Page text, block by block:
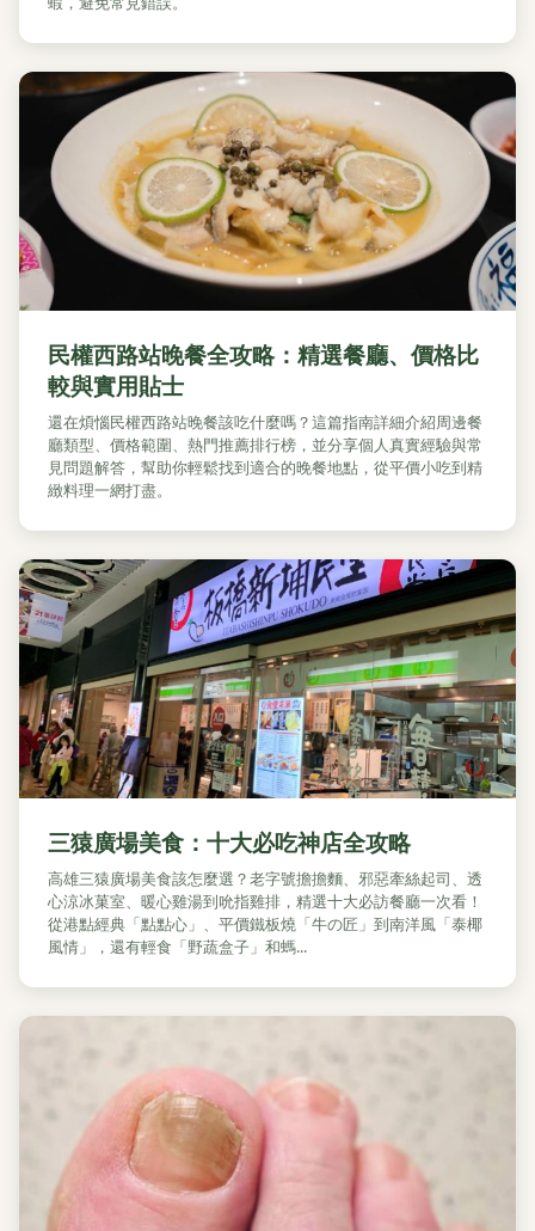
民權西路站晚餐全攻略：精選餐廳、價格比
較與實用貼士
還在煩惱民權西路站晚餐該吃什麼嗎？這篇指南詳細介紹周邊餐
廳類型、價格範圍、熱門推薦排行榜，並分享個人真實經驗與常
見問題解答，幫助你輕鬆找到適合的晚餐地點，從平價小吃到精
緻料理一網打盡。
三猿廣場美食：十大必吃神店全攻略
高雄三猿廣場美食該怎麼選？老字號擔擔麵、邪惡牽絲起司、透
心涼冰菓室、暖心雞湯到吮指雞排，精選十大必訪餐廳一次看！
從港點經典「點點心」、平價鐵板燒「牛の匠」到南洋風「泰椰
風情」，還有輕食「野蔬盒子」和螞...